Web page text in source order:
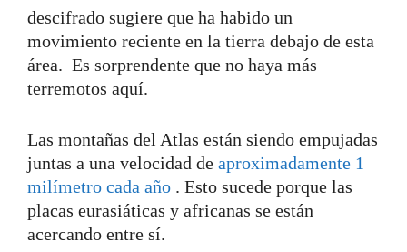
descifrado sugiere que ha habido un
movimiento reciente en la tierra debajo de esta
área. Es sorprendente que no haya más
terremotos aquí.
Las montañas del Atlas están siendo empujadas
juntas a una velocidad de aproximadamente 1
milímetro cada año . Esto sucede porque las
placas eurasiáticas y africanas se están
acercando entre sí.